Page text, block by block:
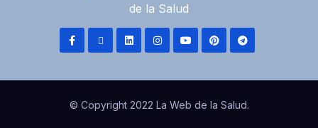
de la Salud
© Copyright 2022 La Web de la Salud.